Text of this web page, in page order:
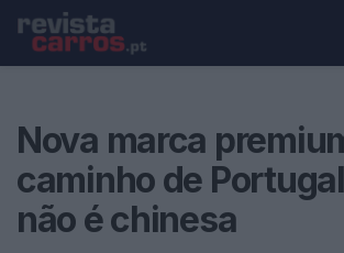
Nova marca
caminho de
não é chinesa